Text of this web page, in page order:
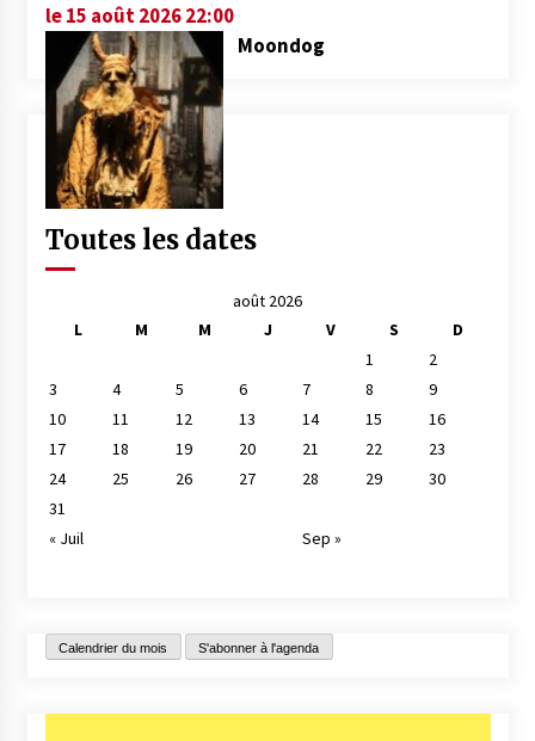
le 15 août 2026 22:00
Moondog
Toutes les dates
août 2026
L
M M J V S
D
1
2
3
4 5 6 7 8
9
10
11 12 13 14 15
16
17
18 19 20 21 22
23
24
25 26 27 28 29
30
31
« Juil
Sep »
Calendrier du mois S'abonner à l'agenda